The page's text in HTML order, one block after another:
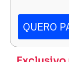
QUERO